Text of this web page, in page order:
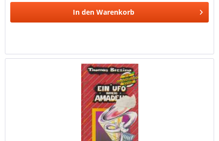
In den Warenkorb